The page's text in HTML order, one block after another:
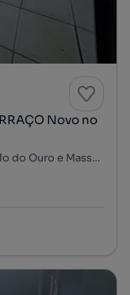
Novo no
Palácio de Cristal - Galiza - Vilar, Lordelo do Ouro e Massarelos, Porto, Porto